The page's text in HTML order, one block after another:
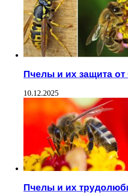
Пчелы и их защита от
10.12.2025
Пчелы и их